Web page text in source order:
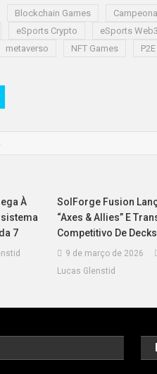
Blockchain Games
eSports Crypto eSports Web3
metaverso NFT Games
À
7
SolForge Fusion
“Axes & Allies” E
Competitivo De
9 de março de 2026
Lucas Glenstid